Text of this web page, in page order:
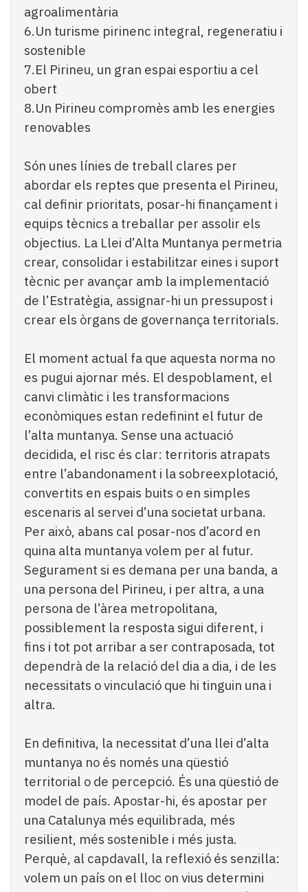
agroalimentària
6.Un turisme pirinenc integral, regeneratiu i
sostenible
7.El Pirineu, un gran espai esportiu a cel
obert
8.Un Pirineu compromès amb les energies
renovables
Són unes línies de treball clares per
abordar els reptes que presenta el Pirineu,
cal definir prioritats, posar-hi finançament i
equips tècnics a treballar per assolir els
objectius. La Llei d’Alta Muntanya permetria
crear, consolidar i estabilitzar eines i suport
tècnic per avançar amb la implementació
de l’Estratègia, assignar-hi un pressupost i
crear els òrgans de governança territorials.
El moment actual fa que aquesta norma no
es pugui ajornar més. El despoblament, el
canvi climàtic i les transformacions
econòmiques estan redefinint el futur de
l’alta muntanya. Sense una actuació
decidida, el risc és clar: territoris atrapats
entre l’abandonament i la sobreexplotació,
convertits en espais buits o en simples
escenaris al servei d’una societat urbana.
Per això, abans cal posar-nos d’acord en
quina alta muntanya volem per al futur.
Segurament si es demana per una banda, a
una persona del Pirineu, i per altra, a una
persona de l’àrea metropolitana,
possiblement la resposta sigui diferent, i
fins i tot pot arribar a ser contraposada, tot
dependrà de la relació del dia a dia, i de les
necessitats o vinculació que hi tinguin una i
altra.
En definitiva, la necessitat d’una llei d’alta
muntanya no és només una qüestió
territorial o de percepció. És una qüestió de
model de país. Apostar-hi, és apostar per
una Catalunya més equilibrada, més
resilient, més sostenible i més justa.
Perquè, al capdavall, la reflexió és senzilla:
volem un país on el lloc on vius determini